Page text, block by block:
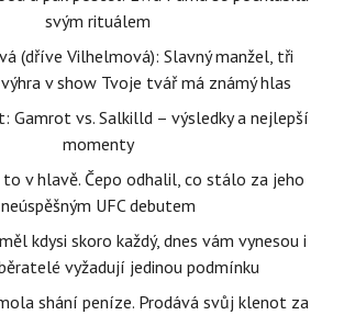
svým rituálem
(dříve Vilhelmová): Slavný manžel, tři
v show Tvoje tvář má známý hlas
Gamrot vs. Salkilld – výsledky a nejlepší
momenty
v hlavě. Čepo odhalil, co stálo za jeho
neúspěšným UFC debutem
kdysi skoro každý, dnes vám vynesou i
vyžadují jedinou podmínku
shání peníze. Prodává svůj klenot za